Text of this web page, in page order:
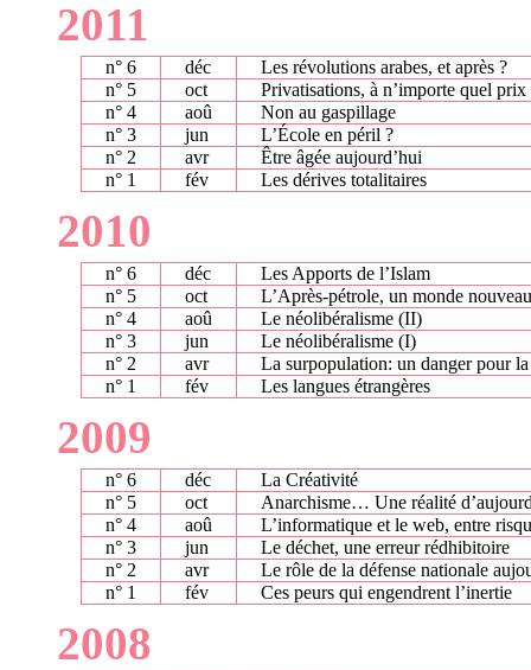
2011
n° 6 déc
Les révolutions arabes, et après ?
n° 5
oct
Privatisations, à n’importe quel prix
n° 4
aoû
Non au gaspillage
n° 3
jun
L’École en péril ?
n° 2
avr
Être âgée aujourd’hui
n° 1
fév Les dérives totalitaires
2010
n° 6 déc
Les Apports de l’Islam
n° 5
oct
L’Après-pétrole, un monde nouveau
n° 4
aoû
Le néolibéralisme (II)
n° 3
jun
Le néolibéralisme (I)
n° 2
avr
La surpopulation: un danger pour la
n° 1
fév Les langues étrangères
2009
n° 6 déc
La Créativité
n° 5
oct
Anarchisme… Une réalité
n° 4
aoû
L’informatique et le web, entre
n° 3
jun
Le déchet, une erreur rédhibitoire
n° 2
avr
Le rôle de la défense nationale
n° 1
fév Ces peurs qui engendrent l’inertie
2008